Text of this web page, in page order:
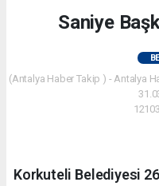
Saniye
(Antalya Haber Takip ) - Antalya
Korkuteli Belediyesi